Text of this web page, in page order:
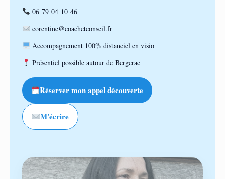
06 79 04 10 46
corentine@coachetconseil.fr
Accompagnement 100% distanciel en visio
Présentiel possible autour de Bergerac
Réserver mon appel découverte
M'écrire